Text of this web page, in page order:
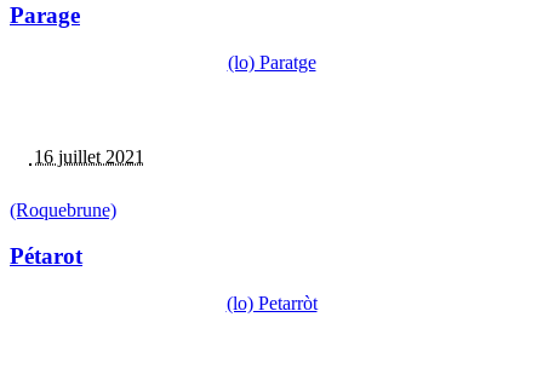
Parage
(lo) Paratge
16 juillet 2021
(Roquebrune)
Pétarot
(lo) Petarròt